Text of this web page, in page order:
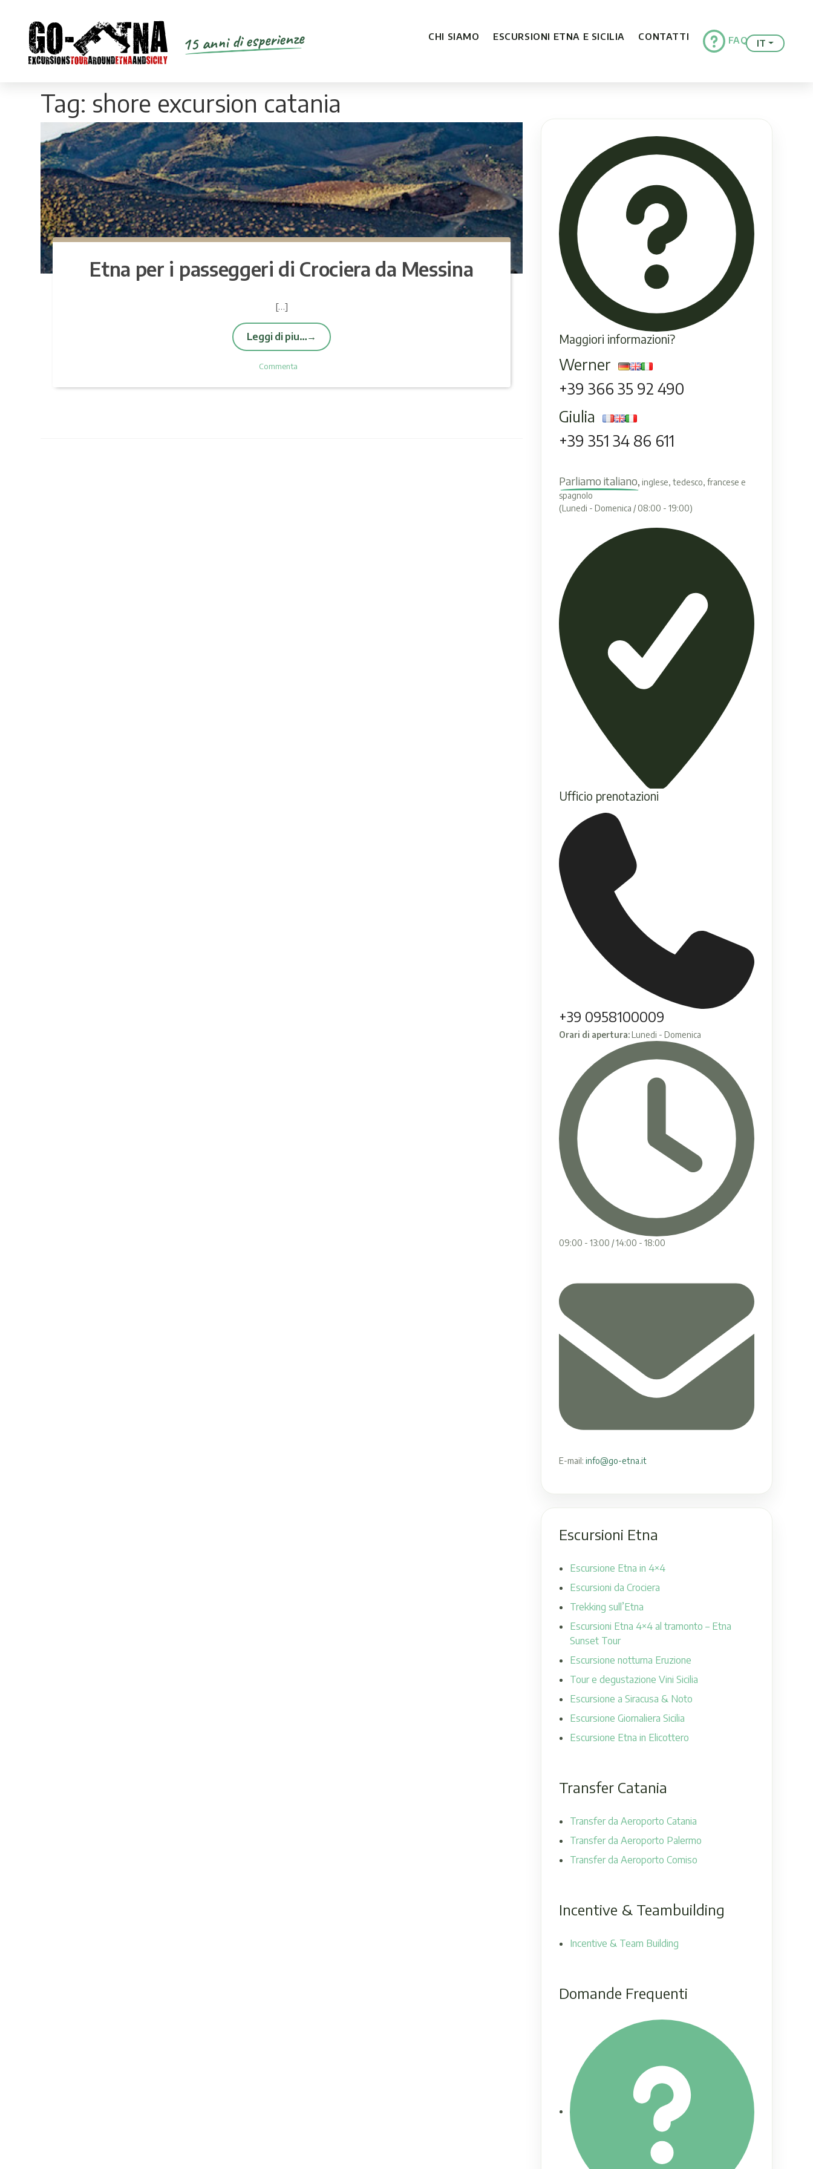
15 anni di esperienze CHI SIAMO ESCURSIONI ETNA E SICILIA CONTATTI FAQ IT
Tag: shore excursion catania
Etna per i passeggeri di Crociera da Messina
[…]
Leggi di piu…
Commenta
Maggiori informazioni?
Werner
+39 366 35 92 490
Giulia
+39 351 34 86 611
Parliamo italiano, inglese, tedesco, francese e
spagnolo
(Lunedi - Domenica / 08:00 - 19:00)
Ufficio prenotazioni
+39 0958100009
Orari di apertura:Lunedi - Domenica
09:00 - 13:00 / 14:00 - 18:00
E-mail: info@go-etna.it
Escursioni Etna
Escursione Etna in 4×4
Escursioni da Crociera
Trekking sull’Etna
Escursioni Etna 4×4 al tramonto – Etna
Sunset Tour
Escursione notturna Eruzione
Tour e degustazione Vini Sicilia
Escursione a Siracusa & Noto
Escursione Giornaliera Sicilia
Escursione Etna in Elicottero
Transfer Catania
Transfer da Aeroporto Catania
Transfer da Aeroporto Palermo
Transfer da Aeroporto Comiso
Incentive & Teambuilding
Incentive & Team Building
Domande Frequenti